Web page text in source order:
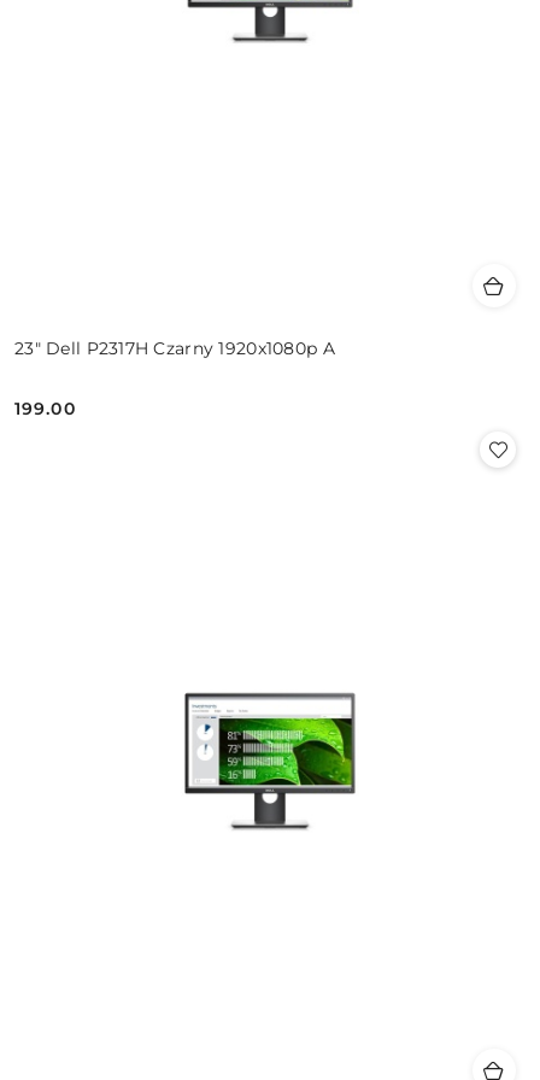
23" Dell P2317H Czarny 1920x1080p A
Cena:
199.00